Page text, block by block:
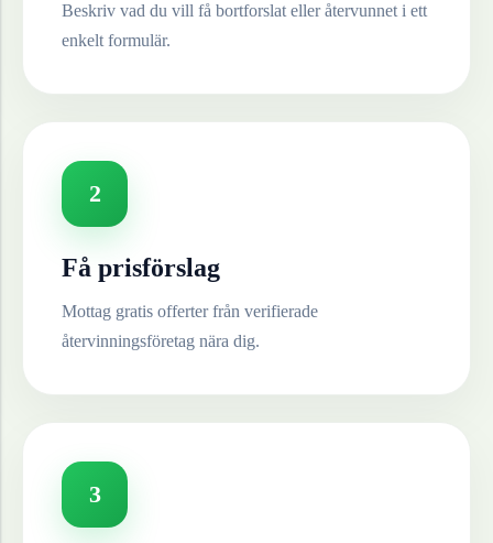
Beskriv vad du vill få bortforslat eller återvunnet i ett
enkelt formulär.
2
Få prisförslag
Mottag gratis offerter från verifierade
återvinningsföretag nära dig.
3